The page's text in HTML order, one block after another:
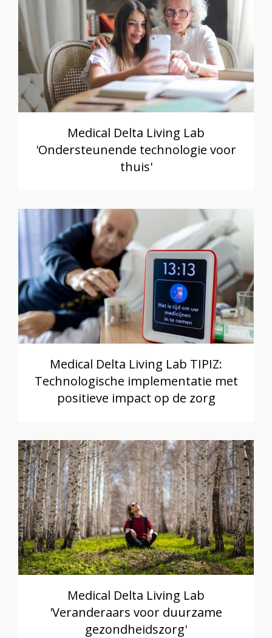
Medical Delta Living Lab
'Ondersteunende technologie voor
thuis'
Medical Delta Living Lab TIPIZ:
Technologische implementatie met
positieve impact op de zorg
Medical Delta Living Lab
'Veranderaars voor duurzame
gezondheidszorg'